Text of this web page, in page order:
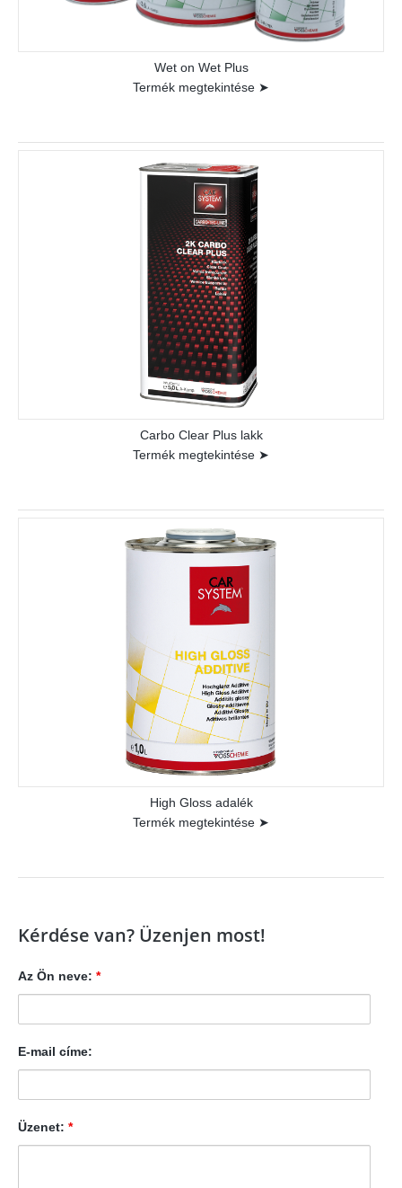
Wet on Wet Plus
Termék megtekintése ➤
Carbo Clear Plus lakk
Termék megtekintése ➤
High Gloss adalék
Termék megtekintése ➤
Kérdése van? Üzenjen most!
Az Ön neve: *
E-mail címe:
Üzenet: *